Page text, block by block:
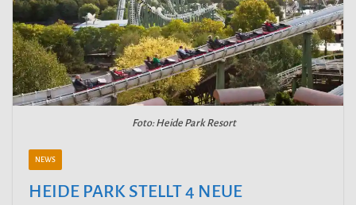
Foto: Heide Park Resort
NEWS
HEIDE PARK STELLT 4 NEUE